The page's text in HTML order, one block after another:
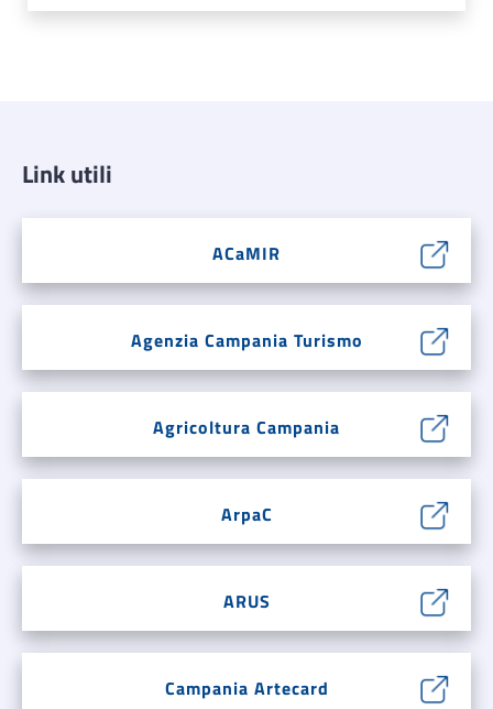
Link utili
ACaMIR
Agenzia Campania Turismo
Agricoltura Campania
ArpaC
ARUS
Campania Artecard